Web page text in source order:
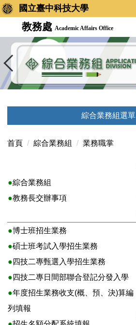
國立臺中科技大學
教務處 Academic Affairs Office
綜合業務組選單
綜合業務組選單
相關法規
招生資訊
首頁 綜合業務組 業務職掌
●綜合業務組
●教務長交辦事項
●博士班招生業務
●碩士班考試入學招生業務
● 四技二專甄選入學招生業務
● 四技二專日間部聯合登記分發入學
●年度招生業務收支(概、預、決)算編
列填報